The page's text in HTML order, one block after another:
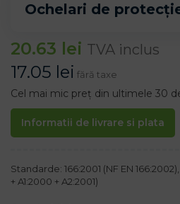
Ochelari de
20.63 lei TVA inclus
17.05 lei fără taxe
Cel mai mic preț din ultimele 30
Informatii de livrare si plata
Standarde: 166:2001 (NF EN 166:2002),
+ A1:2000 + A2:2001)